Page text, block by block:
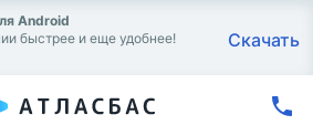
Android
быстрее и еще удобнее!
Скачать